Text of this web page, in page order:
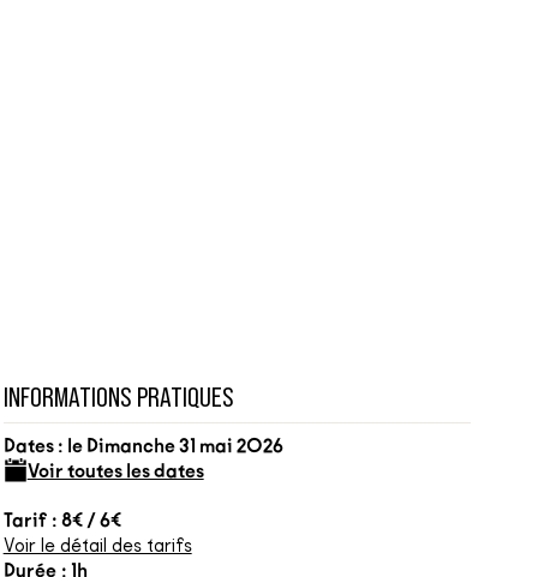
INFORMATIONS PRATIQUES
Dates : le Dimanche 31 mai 2026
Voir toutes les dates
Tarif : 8€ / 6€
Voir le détail des tarifs
Durée : 1h